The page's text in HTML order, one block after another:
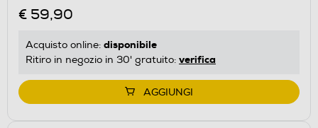
€ 59,90
Acquisto online: disponibile
Ritiro in negozio in 30' gratuito: verifica
AGGIUNGI